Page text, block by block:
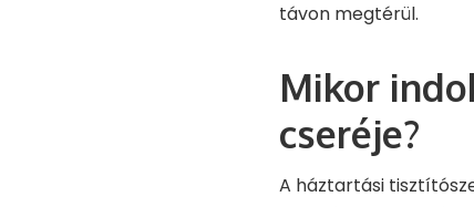
távon megtérül.
Mikor
cseréje?
A háztartási